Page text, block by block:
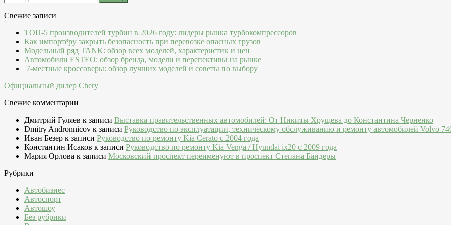
Свежие записи
ТОП-5 производителей турбин в 2026 году: лидеры рынка турбокомпрессоров
Как импортёру закрыть безопасность при перевозке опасных грузов
Модельный ряд TANK: обзор всех моделей, характеристик и цен
Автомобили ESTEO: обзор бренда, модели и перспективы на рынке
7-местные кроссоверы: обзор лучших моделей и советы по выбору
Официальный дилер Chery
Свежие комментарии
Дмитрий Гуляев к записи Выставка правительственных автомобилей: От Никиты Хрущева до Константина Черненко
Dmitry Andronnicov к записи Руководство по эксплуатации, техническому обслуживанию и ремонту автомобилей Volvo
Иван Безер к записи Руководство по ремонту Kia Cerato c 2004 года
Константин Исаков к записи Руководство по ремонту Kia Venga / Hyundai ix20 c 2009 года
Мария Орлова к записи Московский проспект переименуют в проспект Степана Бандеры
Рубрики
Автобизнес
Автоспорт
Автошоу
Без рубрики